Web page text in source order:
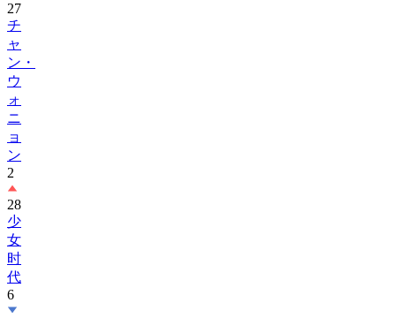
27
チ
ャ
ン・
ウ
ォ
ニ
ョ
ン
2
28
少
女
时
代
6